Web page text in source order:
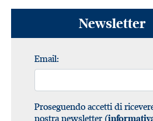
Newsletter
Email:
Proseguendo accetti di
nostra newsletter (